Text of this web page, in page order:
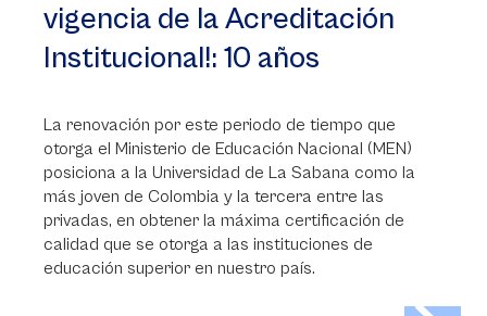
vigencia de la Acreditación
Institucional!: 10 años
La renovación por este periodo de tiempo que
otorga el Ministerio de Educación Nacional (MEN)
posiciona a la Universidad de La Sabana como la
más joven de Colombia y la tercera entre las
privadas, en obtener la máxima certificación de
calidad que se otorga a las instituciones de
educación superior en nuestro país.